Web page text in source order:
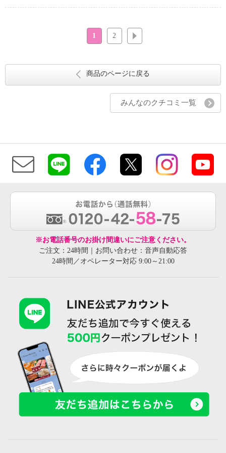
1 2
商品のページに戻る
みんなのクチコミ一覧
※お電話番号のお掛け間違いにご注意ください。
ご注文：24時間｜お問い合わせ：音声自動応答
24時間／オペレーター対応 9:00～21:00